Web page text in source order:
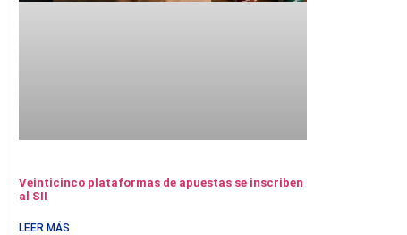
Veinticinco plataformas de apuestas se inscriben
al SII
LEER MÁS